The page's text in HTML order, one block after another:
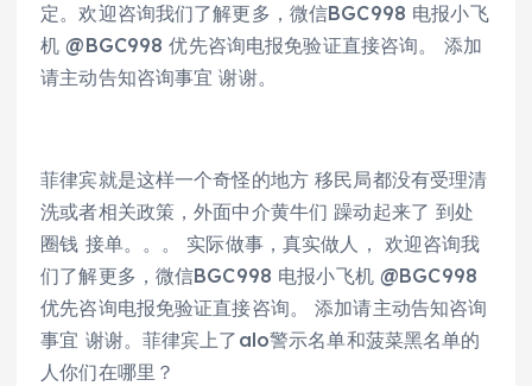
定。欢迎咨询我们了解更多，微信BGC998 电报小飞
机 @BGC998 优先咨询电报免验证直接咨询。 添加
请主动告知咨询事宜 谢谢。
菲律宾就是这样一个奇怪的地方 移民局都没有受理清
洗或者相关政策，外面中介黄牛们 躁动起来了 到处
圈钱 接单。。。 实际做事，真实做人， 欢迎咨询我
们了解更多，微信BGC998 电报小飞机 @BGC998
优先咨询电报免验证直接咨询。 添加请主动告知咨询
事宜 谢谢。菲律宾上了alo警示名单和菠菜黑名单的
人你们在哪里？